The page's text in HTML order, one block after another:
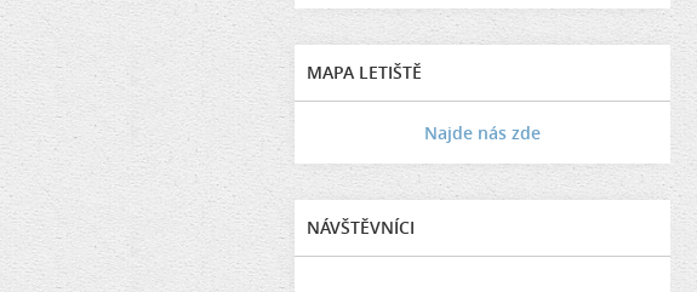
MAPA LETIŠTĚ
Najde nás zde
NÁVŠTĚVNÍCI